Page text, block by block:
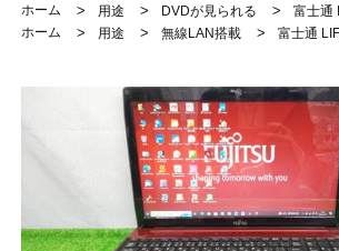
ホーム
> 用途 > DVDが見られる >
富士通
ホーム
> 用途 > 無線LAN搭載 > 富士通